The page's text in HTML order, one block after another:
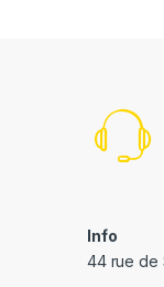
Info
44 rue de